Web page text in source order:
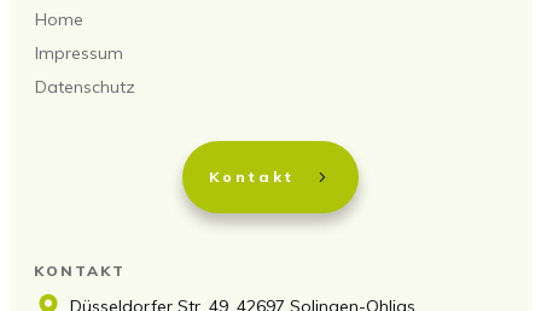
Home
Impressum
Datenschutz
Kontakt
KONTAKT
Düsseldorfer Str. 49, 42697 Solingen-Ohligs